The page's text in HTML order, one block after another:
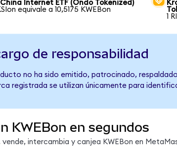
China Internet ETF (Ondo Tokenized)
equivale a 10,5175 KWEBon
1
de responsabilidad
no ha sido emitido, patrocinado,
registrada se utilizan únicamente para
KWEBon en segundos
vende, intercambia y canjea KWEBon en